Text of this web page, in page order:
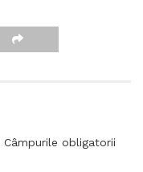
Câmpurile obligatorii